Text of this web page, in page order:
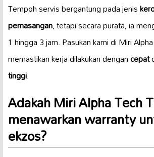
Tempoh servis bergantung pada jenis
pemasangan, tetapi secara purata, ia
1 hingga 3 jam. Pasukan kami di Miri
memastikan kerja dilakukan dengancepat
tinggi.
Adakah Miri Alpha Tech
menawarkanwarranty
ekzos?